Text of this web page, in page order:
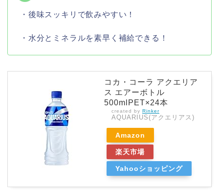
・後味スッキリで飲みやすい！
・水分とミネラルを素早く補給できる！
コカ・コーラ アクエリア
ス エアーボトル
500mlPET×24本
created by Rinker
AQUARIUS(アクエリアス)
Amazon
楽天市場
Yahooショッピング